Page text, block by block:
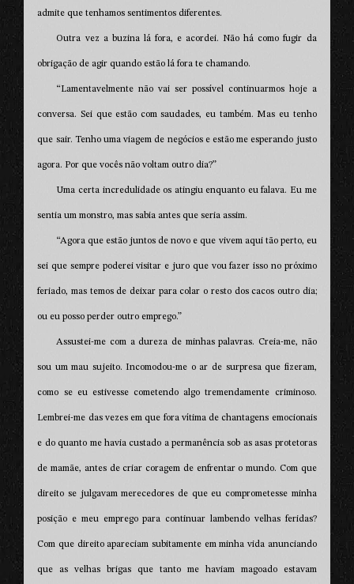
admite que tenhamos sentimentos diferentes.
Outra vez a buzina lá fora, e acordei. Não há como fugir da
obrigação de agir quando estão lá fora te chamando.
“Lamentavelmente não vai ser possível continuarmos hoje a
conversa. Sei que estão com saudades, eu também. Mas eu tenho
que sair. Tenho uma viagem de negócios e estão me esperando justo
agora. Por que vocês não voltam outro dia?”
Uma certa incredulidade os atingiu enquanto eu falava. Eu me
sentia um monstro, mas sabia antes que seria assim.
“Agora que estão juntos de novo e que vivem aqui tão perto, eu
sei que sempre poderei visitar e juro que vou fazer isso no próximo
feriado, mas temos de deixar para colar o resto dos cacos outro dia;
ou eu posso perder outro emprego.”
Assustei-me com a dureza de minhas palavras. Creia-me, não
sou um mau sujeito. Incomodou-me o ar de surpresa que fizeram,
como se eu estivesse cometendo algo tremendamente criminoso.
Lembrei-me das vezes em que fora vítima de chantagens emocionais
e do quanto me havia custado a permanência sob as asas protetoras
de mamãe, antes de criar coragem de enfrentar o mundo. Com que
direito se julgavam merecedores de que eu comprometesse minha
posição e meu emprego para continuar lambendo velhas feridas?
Com que direito apareciam subitamente em minha vida anunciando
que as velhas brigas que tanto me haviam magoado estavam